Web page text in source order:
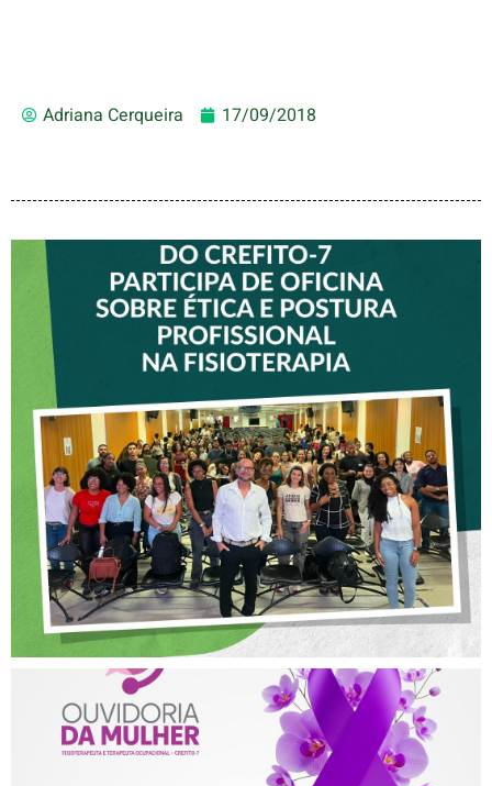
Adriana Cerqueira 17/09/2018
VICE-PRESIDENTE DO
CREFITO-7 PARTICIPA DE
OFICINA SOBRE ÉTICA E
POSTURA PROFISSIONAL
NA FISIOTERAPIA